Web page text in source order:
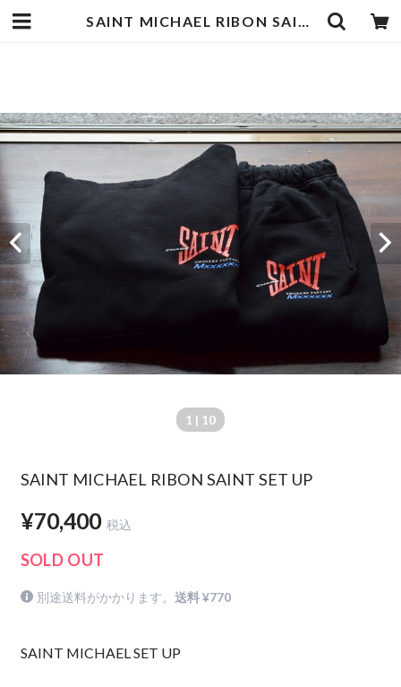
SAINT MICHAEL RIBON SAINT SET UP | goodbadstore
1 | 10
SAINT MICHAEL RIBON SAINT SET UP
¥70,400 税込
SOLD OUT
別途送料がかかります。送料 ¥770
SAINT MICHAEL SET UP